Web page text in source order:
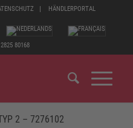
HÄNDLERPORTAL
80168
2 – 7276102